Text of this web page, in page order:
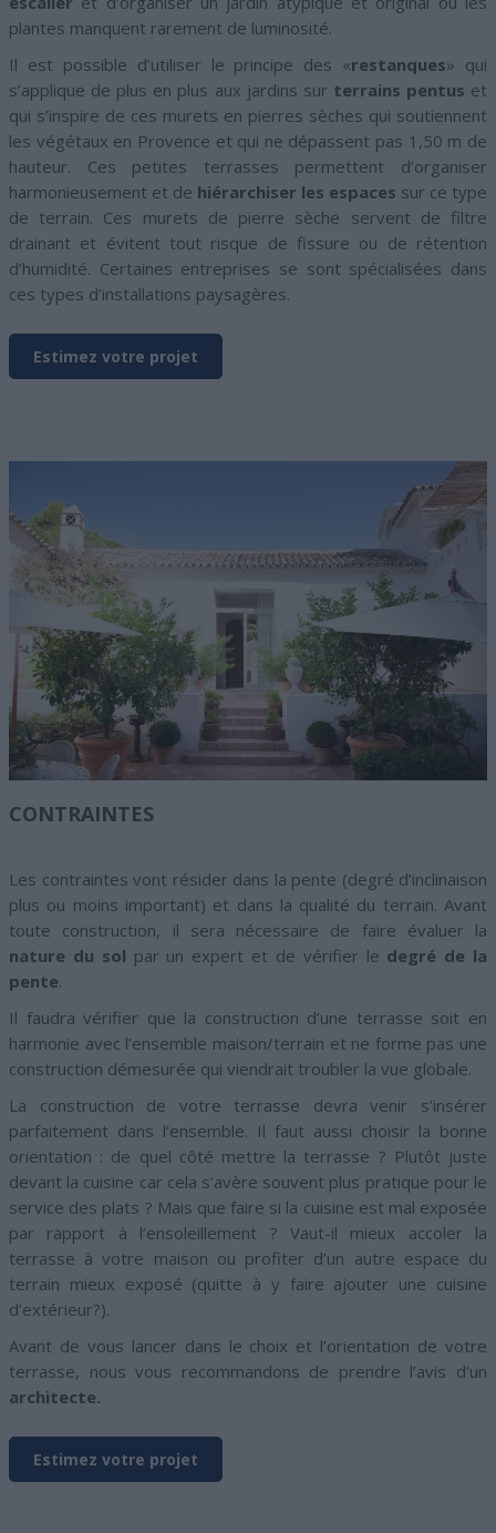
plantes manquent rarement de luminosité.
Il est possible d’utiliser le principe des «restanques» qui
s’applique de plus en plus aux jardins sur terrains pentus et
qui s’inspire de ces murets en pierres sèches qui soutiennent
les végétaux en Provence et qui ne dépassent pas 1,50 m de
hauteur. Ces petites terrasses permettent d’organiser
harmonieusement et de hiérarchiser les espaces sur ce type
de terrain. Ces murets de pierre sèche servent de filtre
drainant et évitent tout risque de fissure ou de rétention
d’humidité. Certaines entreprises se sont spécialisées dans
ces types d’installations paysagères.
Estimez votre projet
CONTRAINTES
Les contraintes vont résider dans la pente (degré d’inclinaison
plus ou moins important) et dans la qualité du terrain. Avant
toute construction, il sera nécessaire de faire évaluer la
nature du sol par un expert et de vérifier le degré de la
pente.
Il faudra vérifier que la construction d’une terrasse soit en
harmonie avec l’ensemble maison/terrain et ne forme pas une
construction démesurée qui viendrait troubler la vue globale.
La construction de votre terrasse devra venir s’insérer
parfaitement dans l’ensemble. Il faut aussi choisir la bonne
orientation : de quel côté mettre la terrasse ? Plutôt juste
devant la cuisine car cela s’avère souvent plus pratique pour le
service des plats ? Mais que faire si la cuisine est mal exposée
par rapport à l’ensoleillement ? Vaut-il mieux accoler la
terrasse à votre maison ou profiter d’un autre espace du
terrain mieux exposé (quitte à y faire ajouter une cuisine
d’extérieur?).
Avant de vous lancer dans le choix et l’orientation de votre
terrasse, nous vous recommandons de prendre l’avis d’un
architecte.
Estimez votre projet